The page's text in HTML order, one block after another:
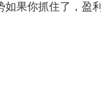
果你抓住了，盈利